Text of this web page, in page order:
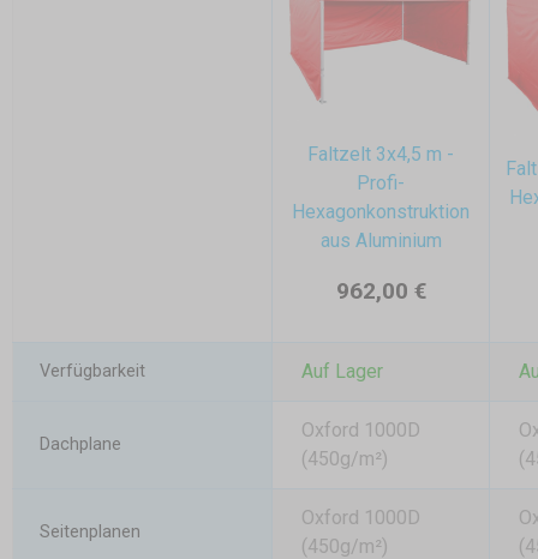
Faltzelt 3x4,5 m -
Profi-
Hexagonkonstruktion
aus Aluminium
962,00 €
Verfügbarkeit Auf Lager
Dachplane
Oxford 1000D
(450g/m²)
Seitenplanen
Oxford 1000D
(450g/m²)